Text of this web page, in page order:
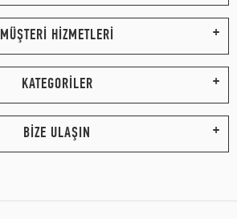
MÜŞTERİ HİZMETLERİ
KATEGORİLER
BİZE ULAŞIN